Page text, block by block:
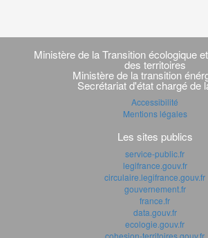
Navigation
transverse
Ministère de la Transition écologique
des territoires
Ministère de la transition
Secrétariat d'état chargé de
Accessibilité
Mentions légales
Les sites publics
service-public.fr
legifrance.gouv.fr
circulaire.legifrance.gouv.fr
gouvernement.fr
france.fr
data.gouv.fr
ecologie.gouv.fr
cohesion-territoires.gouv.fr